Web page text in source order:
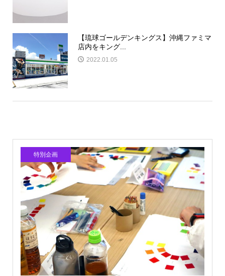
【琉球ゴールデンキングス】沖縄ファミマ
店内をキング...
2022.01.05
特別企画